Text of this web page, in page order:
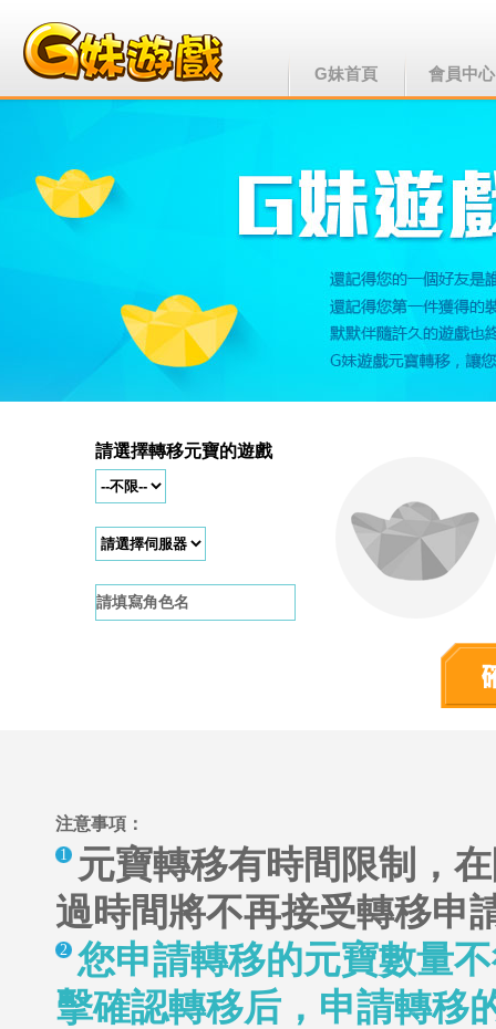
G妹首頁 會員中心
請選擇轉移元寶的遊戲
請填寫角色名
注意事項：
1
元寶轉移有時間限制，
過時間將不再接受轉移申
2 您申請轉移的元寶數量
擊確認轉移后，申請轉移